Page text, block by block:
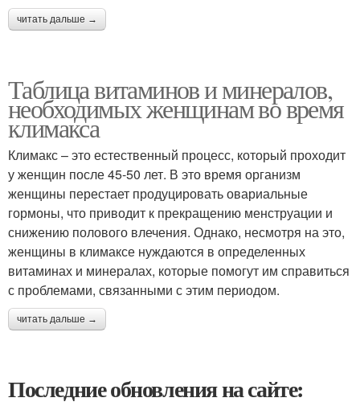
читать дальше →
Таблица витаминов и минералов,
необходимых женщинам во время
климакса
Климакс – это естественный процесс, который проходит
у женщин после 45-50 лет. В это время организм
женщины перестает продуцировать овариальные
гормоны, что приводит к прекращению менструации и
снижению полового влечения. Однако, несмотря на это,
женщины в климаксе нуждаются в определенных
витаминах и минералах, которые помогут им справиться
с проблемами, связанными с этим периодом.
читать дальше →
Последние обновления на сайте: